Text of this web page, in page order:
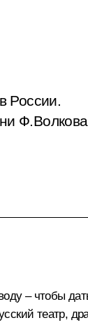
России.
Ф.Волкова
– чтобы
театр,